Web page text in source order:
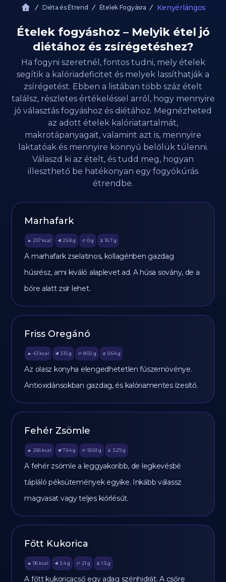
Diéta és Étrend Ételek Fogyásra Kenyérlángos
Ételek fogyáshoz – Melyik étel jó
diétához és zsírégetéshez?
Ha fogyni szeretnél, fontos tudni, mely ételek
segítik a kalóriadeficitet és melyek lassíthatják a
zsírégetést. Ebben a listában több száz ételt
találsz, részletes értékeléssel arról, hogy mennyire
jó választás fogyáshoz és diétához. Megnézheted
az adott ételek kalóriatartalmát,
makrotápanyagait, valamint azt is, mennyire
laktatóak és mennyire könnyű belőlük túlenni.
Válaszd ki az ételt, és tudd meg, hogyan
illeszthető be hatékonyan egy fogyókúrás
étrendbe.
Marhafark
🔥 257 kcal 🥩 25.8 g 🥔 0g 🫒 16.7 g
A marhafark zselatinos, kollagénben gazdag
húsrész, ami kiváló alaplevet ad. A húsa sovány, de a
bőre alatt zsír lehet.
Friss Oregánó
🔥 43 kcal 🥩 3.15 g 🥔 8.02 g 🫒 0.64 g
Az olasz konyha elengedhetetlen fűszernövénye.
Antioxidánsokban gazdag, és kalóriamentes ízesítő.
Fehér Zsömle
🔥 266 kcal 🥩 7.64 g 🥔 50.61 g 🫒 3.29 g
A fehér zsömle a leggyakoribb, de legkevésbé
tápláló péksütemények egyike. Inkább válassz
magvasat vagy teljes kiőrlésűt.
Főtt Kukorica
🔥 96 kcal 🥩 3.4 g 🥔 21 g 🫒 1.5 g
A főtt kukoricacső egy adag szénhidrát. A csőre